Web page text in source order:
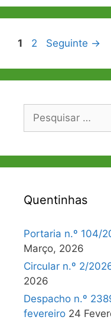
Navegação
artigos
Página
1 Página
2 Seguinte →
Pesquisar
Quentinhas
Portaria n.º 104/
Março, 2026
Circular n.º 2/
2026
Despacho n.º
fevereiro 24